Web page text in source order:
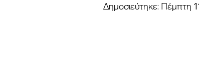
Δημοσιεύτηκε: Πέμπτη